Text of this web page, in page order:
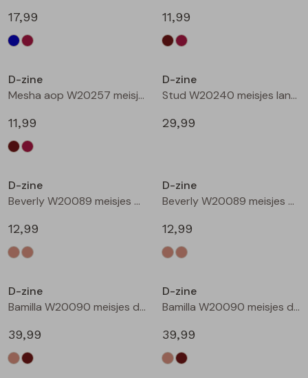
17,99
11,99
D-zine
Mesha aop W20257 meisjes t-shirts lange mouw Wijnrood
11,99
D-zine
Stud W20240 meisjes lange broek Denim grey
29,99
D-zine
Beverly W20089 meisjes T-shirt korte mouw Ecru
12,99
D-zine
Beverly W20089 meisjes T-shirt korte mouw Ecru melee
12,99
D-zine
Bamilla W20090 meisjes denim jack Kit
39,99
D-zine
Bamilla W20090 meisjes denim jack Bruin
39,99